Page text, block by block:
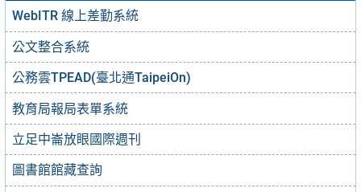
WebITR 線上差勤系統
公文整合系統
公務雲TPEAD(臺北通TaipeiOn)
教育局報局表單系統
立足中崙放眼國際週刊
圖書館館藏查詢